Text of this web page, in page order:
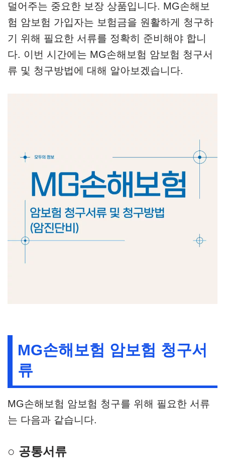
덜어주는 중요한 보장 상품입니다. MG손해보
험 암보험 가입자는 보험금을 원활하게 청구하
기 위해 필요한 서류를 정확히 준비해야 합니
다. 이번 시간에는 MG손해보험 암보험 청구서
류 및 청구방법에 대해 알아보겠습니다.
MG손해보험 암보험 청구서
류
MG손해보험 암보험 청구를 위해 필요한 서류
는 다음과 같습니다.
○ 공통서류